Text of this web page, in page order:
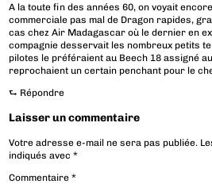
A la toute fin des années 60, on voyait
commerciale pas mal de Dragon rapides,
cas chez Air Madagascar où le dernier en
compagnie desservait les nombreux petits
pilotes le préféraient au Beech 18 assigné
reprochaient un certain penchant pour le
⮑ Répondre
Laisser un commentaire
Votre adresse e-mail ne sera pas publiée.
indiqués avec*
Commentaire*